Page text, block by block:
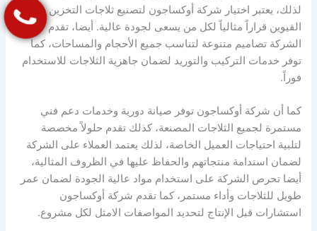
لذلك، يعتبر اختيار شركة أوكساجون لتصنيع ثلاجات التخزين في ام
القيوين قراراً مثالياً لكل من يسعى لجودة عالية. أيضا، تقدم
الشركة تصاميم متنوعة لتناسب جميع الأحجام والمساحات، كما
توفر خدمات التركيب والتوريد لضمان جاهزية الثلاجات للاستخدام
فوراً.
كما أن شركة أوكساجون توفر صيانة دورية وخدمات دعم فني
مستمرة لجميع الثلاجات المصنعة، كذلك تقدم حلولاً مخصصة
لتلبية احتياجات العميل الخاصة، لذلك يعتمد العملاء على الشركة
لضمان استدامة منتجاتهم والحفاظ عليها في الظروف المثالية،
أيضا تحرص الشركة على استخدام مواد عالية الجودة لضمان عمر
طويل للثلاجات وأداء مستمر، كما تقدم شركة أوكساجون
استشارات قبل الإنتاج لتحديد المواصفات الامثل لكل مشروع.